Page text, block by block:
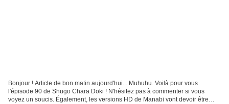
Bonjour ! Article de bon matin aujourd'hui... Muhuhu. Voilà pour vous
l'épisode 90 de Shugo Chara Doki ! N'hésitez pas à commenter si vous
voyez un soucis. Également, les versions HD de Manabi vont devoir être